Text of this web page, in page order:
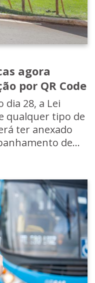
agora
por QR Code
28, a Lei
qualquer tipo de
ter anexado
de...